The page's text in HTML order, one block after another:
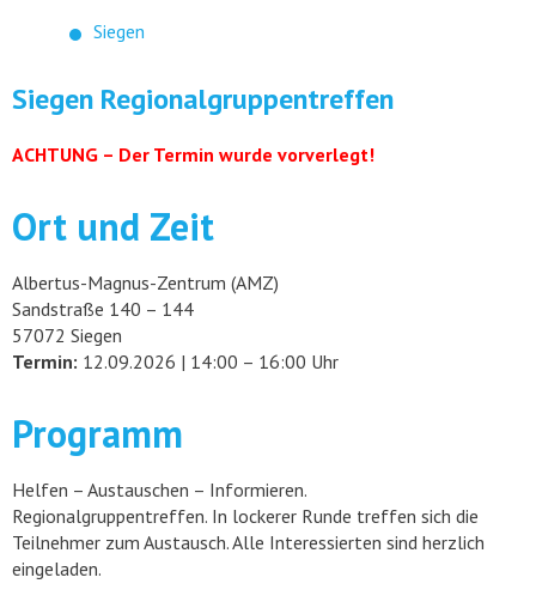
Siegen
Siegen Regionalgruppentreffen
ACHTUNG – Der Termin wurde vorverlegt!
Ort und Zeit
Albertus-Magnus-Zentrum (AMZ)
Sandstraße 140 – 144
57072 Siegen
Termin: 12.09.2026 | 14:00 – 16:00 Uhr
Programm
Helfen – Austauschen – Informieren.
Regionalgruppentreffen. In lockerer Runde treffen sich die
Teilnehmer zum Austausch. Alle Interessierten sind herzlich
eingeladen.